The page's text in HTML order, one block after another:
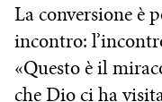
La conversione è
incontro:
«Questo è il
che Dio ci ha